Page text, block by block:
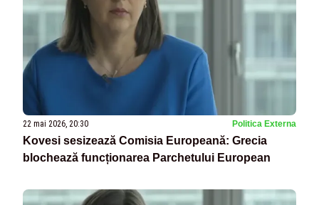
22 mai 2026, 20:30 Politica Externa
Kovesi sesizează Comisia Europeană: Grecia
blochează funcționarea Parchetului European